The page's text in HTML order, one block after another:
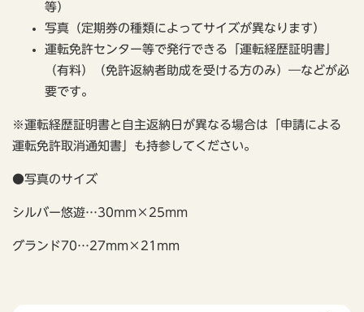
等）
写真（定期券の種類によってサイズが異なります）
運転免許センター等で発行できる「運転経歴証明書」
（有料）（免許返納者助成を受ける方のみ）―などが必
要です。
※運転経歴証明書と自主返納日が異なる場合は「申請による
運転免許取消通知書」も持参してください。
●写真のサイズ
シルバー悠遊…30mm×25mm
グランド70…27mm×21mm